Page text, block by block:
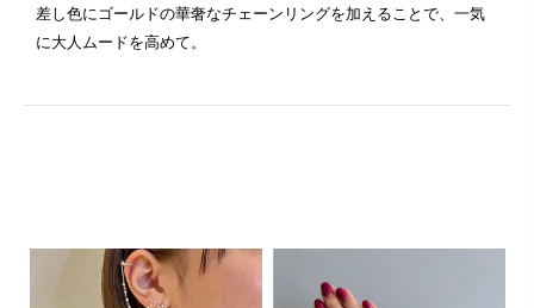
差し色にゴールドの華奢なチェーンリングを加えることで、一気
に大人ムードを高めて。